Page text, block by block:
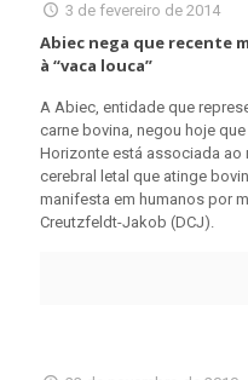
3 de fevereiro de 2014
Abiec nega que recente
à “vaca louca”
A Abiec, entidade que
carne bovina, negou hoje
Horizonte está associada ao
cerebral letal que atinge
manifesta em humanos por
Creutzfeldt-Jakob (DCJ).